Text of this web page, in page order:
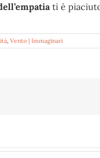
ti è
, Vento | Immaginari